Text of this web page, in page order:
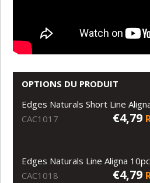
OPTIONS DU PRODUIT
Edges Naturals Short Line
CAC1017
€4,79
Edges Naturals Line Aligna
CAC1018
€4,79